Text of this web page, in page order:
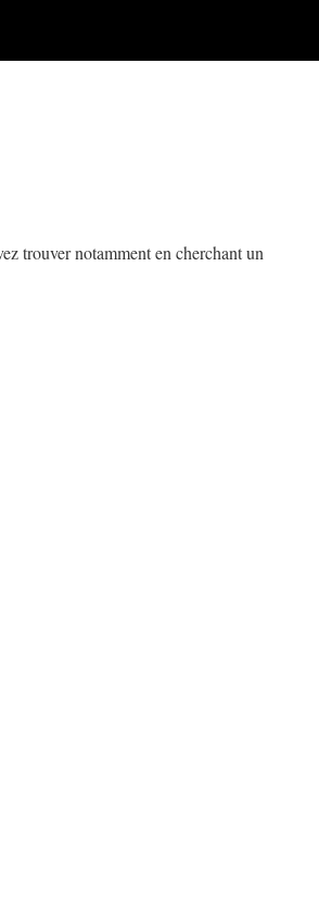
trouver notamment en cherchant un